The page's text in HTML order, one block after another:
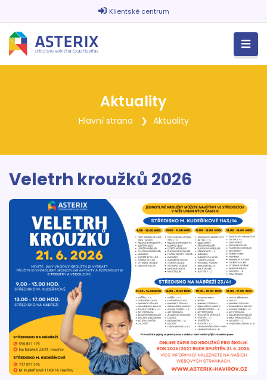
Klientské centrum
Aktuality
Hlavní strana Aktuality
Veletrh kroužků 2026